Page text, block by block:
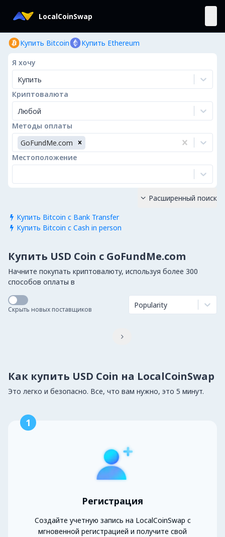
LocalCoinSwap
Купить Bitcoin Купить Ethereum
Я хочу
Купить
Криптовалюта
Любой
Методы оплаты
GoFundMe.com
Местоположение
 Купить Bitcoin с Bank Transfer
 Купить Bitcoin с Cash in person
 Расширенный поиск
Купить USD Coin с GoFundMe.com
Начните покупать криптовалюту, используя более 300
способов оплаты в
Скрыть новых поставщиков Popularity

Как купить USD Coin на LocalCoinSwap
Это легко и безопасно. Все, что вам нужно, это 5 минут.
1
Регистрация
Создайте учетную запись на LocalCoinSwap с
мгновенной регистрацией и получите свой